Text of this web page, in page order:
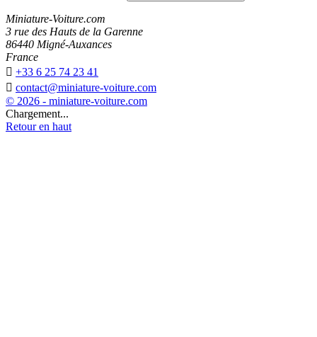
Miniature-Voiture.com
3 rue des Hauts de la Garenne
86440 Migné-Auxances
France
 +33 6 25 74 23 41
 contact@miniature-voiture.com
© 2026 - miniature-voiture.com
Chargement...
Retour en haut